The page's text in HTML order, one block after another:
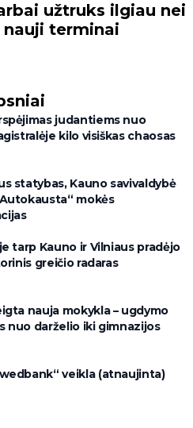
užtruks ilgiau nei
terminai
judantiems nuo
kilo visiškas chaosas
statybas, Kauno savivaldybė
mokės
tarp Kauno ir Vilniaus pradėjo
greičio radaras
nauja mokykla – ugdymo
nuo darželio iki gimnazijos
veikla (atnaujinta)